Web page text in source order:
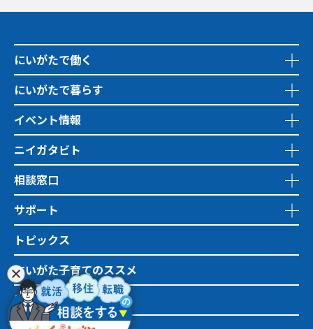
にいがたで働く
にいがたで暮らす
イベント情報
ニイガタビト
相談窓口
サポート
トピックス
にいがた子育てのススメ
地域おこし協力隊